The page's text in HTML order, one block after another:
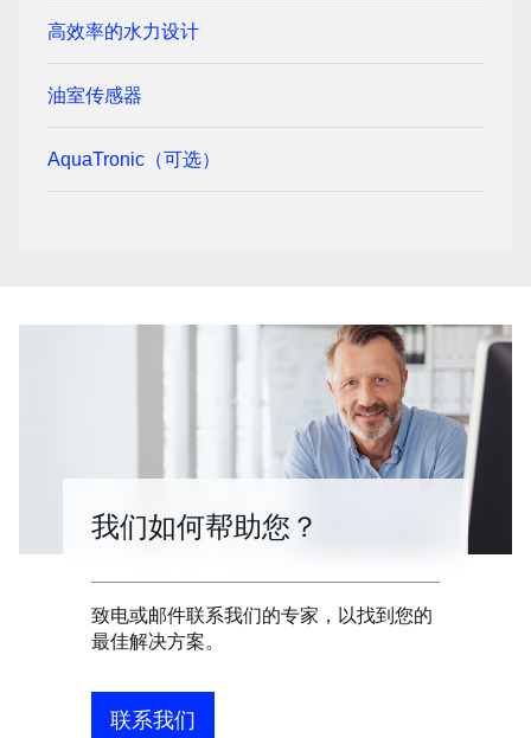
高效率的水力设计
油室传感器
AquaTronic（可选）
我们如何帮助您？
致电或邮件联系我们的专家，以找到您的
最佳解决方案。
联系我们